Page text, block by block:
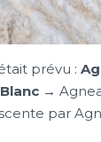
prévu :
→
par